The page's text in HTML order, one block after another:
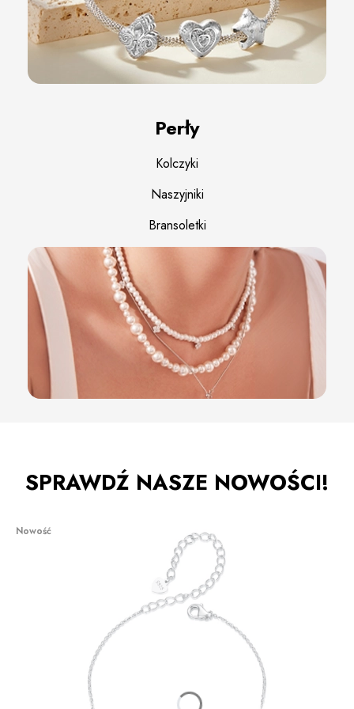
Perły
Kolczyki
Naszyjniki
Bransoletki
SPRAWDŹ NASZE NOWOŚCI!
Nowość